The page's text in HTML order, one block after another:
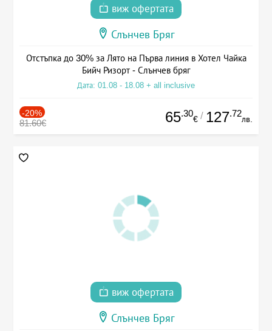
виж офертата
Слънчев Бряг
Отстъпка до 30% за Лято на Първа линия в Хотел Чайка
Бийч Ризорт - Слънчев бряг
Дата: 01.08 - 18.08 + all inclusive
-20%
81.60€ 65.30
€ / 127.72
лв.
виж офертата
Слънчев Бряг